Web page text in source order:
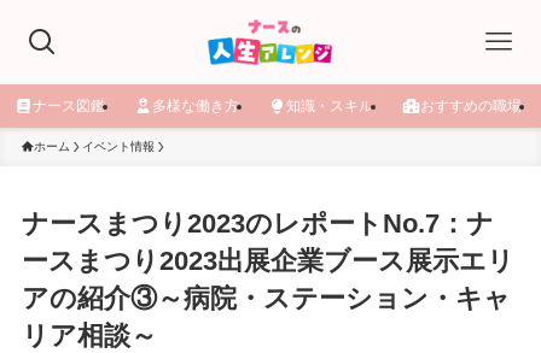
ナース図鑑 多様な働き方 知識・スキル おすすめの職場
ホーム イベント情報
ナースまつり2023のレポートNo.7：ナ
ースまつり2023出展企業ブース展示エリ
アの紹介③～病院・ステーション・キャ
リア相談～